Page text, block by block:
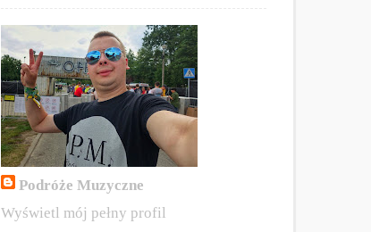
Podróże Muzyczne
Wyświetl mój pełny profil